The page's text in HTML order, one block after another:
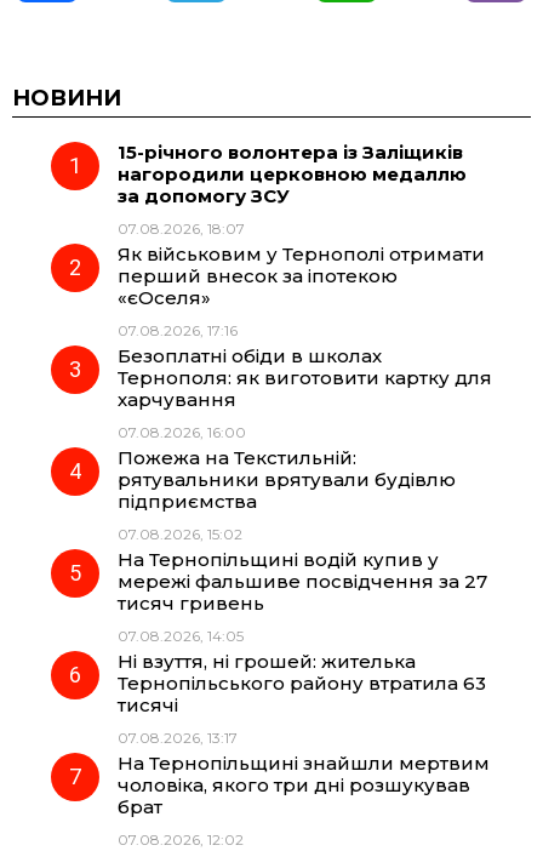
c
e
o
k
e
g
r
a
m
t
A
НОВИНИ
15-річного волонтера із Заліщиків
нагородили церковною медаллю
за допомогу ЗСУ
07.08.2026, 18:07
Як військовим у Тернополі отримати
перший внесок за іпотекою
«єОселя»
07.08.2026, 17:16
Безоплатні обіди в школах
Тернополя: як виготовити картку для
харчування
07.08.2026, 16:00
Пожежа на Текстильній:
рятувальники врятували будівлю
підприємства
07.08.2026, 15:02
На Тернопільщині водій купив у
мережі фальшиве посвідчення за 27
тисяч гривень
07.08.2026, 14:05
Ні взуття, ні грошей: жителька
Тернопільського району втратила 63
тисячі
07.08.2026, 13:17
На Тернопільщині знайшли мертвим
чоловіка, якого три дні розшукував
брат
07.08.2026, 12:02